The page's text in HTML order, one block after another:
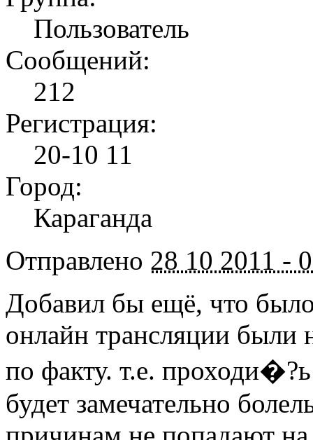
Пользователь
Сообщений:
212
Регистрация:
20-10 11
Город:
Караганда
Отправлено 28 10 2011 -
Добавил бы ещё, что
онлайн трансляции были
по факту. т.е.
будет замечательно